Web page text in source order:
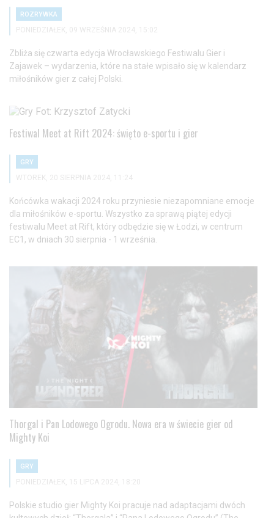
ROZRYWKA
PONIEDZIAŁEK, 09 WRZEŚNIA 2024, 15:02
Zbliża się czwarta edycja Wrocławskiego Festiwalu Gier i
Zajawek – wydarzenia, które na stałe wpisało się w kalendarz
miłośników gier z całej Polski.
Festiwal Meet at Rift 2024: święto e-sportu i gier
GRY
WTOREK, 20 SIERPNIA 2024, 11:24
Końcówka wakacji 2024 roku przyniesie niezapomniane emocje
dla miłośników e-sportu. Wszystko za sprawą piątej edycji
festiwalu Meet at Rift, który odbędzie się w Łodzi, w centrum
EC1, w dniach 30 sierpnia - 1 września.
Thorgal i Pan Lodowego Ogrodu. Nowa era w świecie gier od
Mighty Koi
GRY
PONIEDZIAŁEK, 15 LIPCA 2024, 18:20
Polskie studio gier Mighty Koi pracuje nad adaptacjami dwóch